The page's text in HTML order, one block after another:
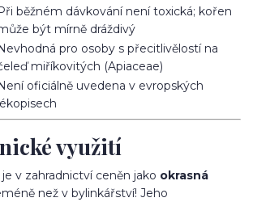
běžném dávkování není toxická; kořen
být mírně dráždivý
pro osoby s přecitlivělostí na
miříkovitých (Apiaceae)
oficiálně uvedena v evropských
využití
v zahradnictví ceněn jako okrasná
než v bylinkářství! Jeho